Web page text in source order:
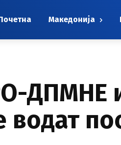
Македонија
ДПМНЕ
водат